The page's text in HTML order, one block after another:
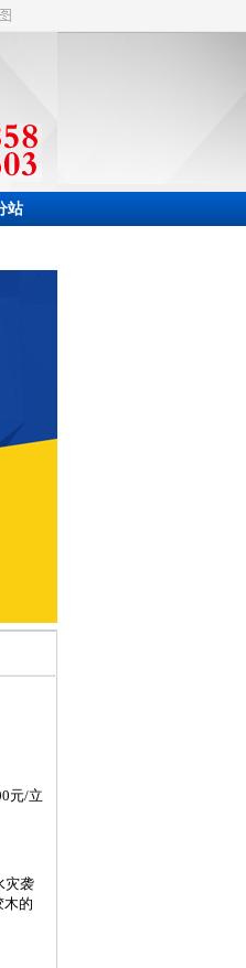
站
元/立
灾袭
木的